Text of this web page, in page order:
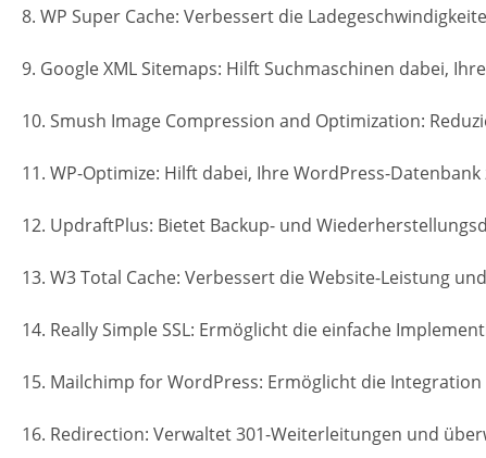
8. WP Super Cache: Verbessert die
9. Google XML Sitemaps: Hilft Suchmaschinen dabei,
10. Smush Image Compression and Optimization:
11. WP-Optimize: Hilft dabei, Ihre WordPress-
12. UpdraftPlus: Bietet Backup- und
13. W3 Total Cache: Verbessert die Website-Leistung
14. Really Simple SSL: Ermöglicht die einfache
15. Mailchimp for WordPress: Ermöglicht die
16. Redirection: Verwaltet 301-Weiterleitungen und